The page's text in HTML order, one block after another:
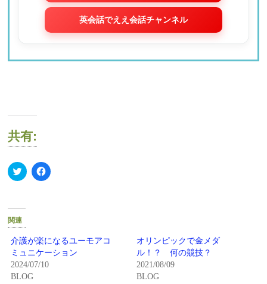
英会話でええ会話チャンネル
共有:
ク
リ
て
共
有
(新
し
い
ウ
ィ
Facebook
で
リ
ッ
ク
し
て
関連
介護が楽になるユーモアコ
ミュニケーション
2024/07/10
BLOG
オリンピックで金メダ
ル！？ 何の競技？
2021/08/09
BLOG